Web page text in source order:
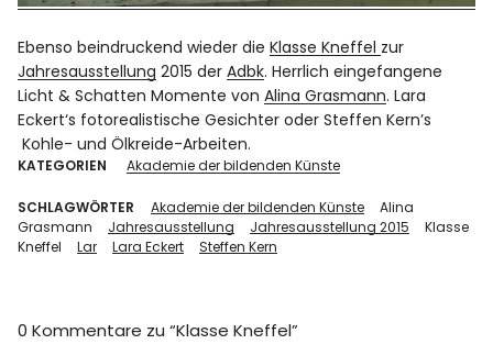
Ebenso beindruckend wieder dieKlasse Kneffel zur
Jahresausstellung 2015 derAdbk. Herrlich eingefangene
Licht & Schatten Momente vonAlina Grasmann.Lara
Eckert‘s fotorealistische Gesichter oderSteffen Kern’s
Kohle- und Ölkreide-Arbeiten.
KATEGORIEN Akademie der bildenden Künste
SCHLAGWÖRTER Akademie der bildenden Künste
Alina
Grasmann
Jahresausstellung Jahresausstellung 2015
Klasse
Kneffel
Lar Lara Eckert Steffen Kern
0 Kommentare zu “Klasse Kneffel”